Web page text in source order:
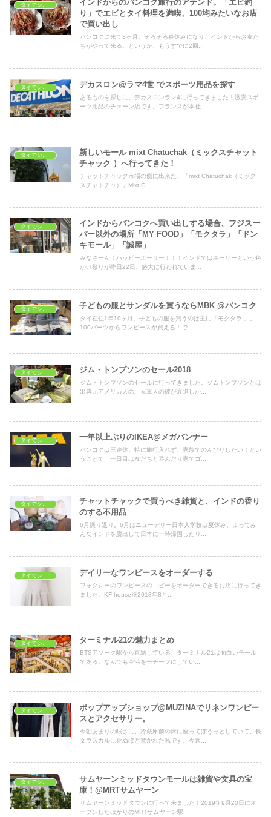
タイでショッピング
インドからのバンコク旅行のアテンド。「エビ釣
り」でエビとタイ料理を満喫、100均みたいなお店
で買い出し
バンコクに来て3ヶ月。そろそろ春休みになり、インドからお友だ
ちがやって来る。というか、もうすでに2回...
タイでショッピング デカスロン@ラマ4世 でスポーツ用品を探す
あるものを探しに、デカスロンラマ4に行ってきました！激安スポ
ーツ用品のチェーン店です。フランスが本社...
新しいモール mixt Chatuchak（ミックスチャット
チャック ）へ行ってきた！
チャットチャック市場の側に出来た、「mixt Chatuchak（ミック
スチャトチャ）」Mixt C...
インドからバンコクへ買い出しする場合、フジスー
パー以外の場所「MY FOOD」「モクタラ」「ドン
キモール」「誠屋」
みなさーん！ハッピーホーリー！！！インドではホーリーという色
かけ祭りが昨日22日、盛大に行われていま...
子どもの服とサンダルを買うならMBK @バンコク
タイ在住1年10ヶ月。子どもの服を買うのは主に「モクタラ 」。
100バーツからワンピースが買える！で...
タイでショッピング ジム・トンプソンのセール2018
ジム・トンプソンのセールに行ってきました。ジムトンプソンとは
出典元アメリカ人の、元軍人の彼が衰退しか...
一年以上ぶりのIKEA@メガバンナー
バンコクは三連休。特に旅行入れず、家族でのんびりしたい！とい
うことで、一日目は友だちと遊んだり家でゴ...
タイでショッピング
チャットチャックで買うべき雑貨と、インドの香り
のする不用品
6月振り返り。6月はニューデリー日本人学校は夏休み。よってみ
んなインドを脱出して日本に一時帰国したり...
タイでショッピング デイリーなワンピースをオーダーする
フォクシーのワンピースのコピーをオーダーできるお店に行ってき
ました。KF house※2018年8月...
ターミナル21の魅力まとめ
BTSアソーク駅から直結している、ターミナル21は面白いモール
である。なんでも空港をモチーフにしてい...
タイでショッピング
ポップアップショップ@MUZINAでリネンワンピー
スとアクセサリー。
今朝あまりの眠さに、冷蔵庫前の床に座ってぼうっとしていて、長
女ラスカルに死ぬほど驚かれた私です。今週...
サムヤーンミッドタウンモールは雑貨や文具の宝
庫！@MRTサムヤーン
サムヤーンミッドタウンに行って来ました！2019年9月20日にオ
ープンしたばかりのMRTサムヤーン駅...